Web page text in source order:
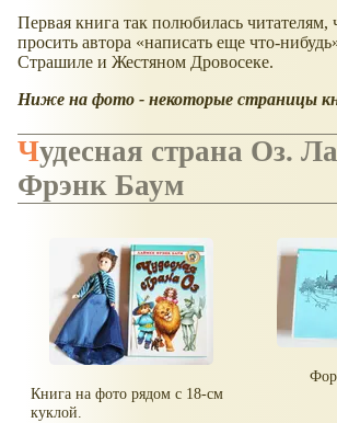
Первая книга так полюбилась читателям,
просить автора «написать еще что-
Страшиле и Жестяном Дровосеке.
Ниже на фото - некоторые страницы
Чудесная страна Оз. Лаймен
Фрэнк Баум
Книга на фото рядом с 18-см
куклой.